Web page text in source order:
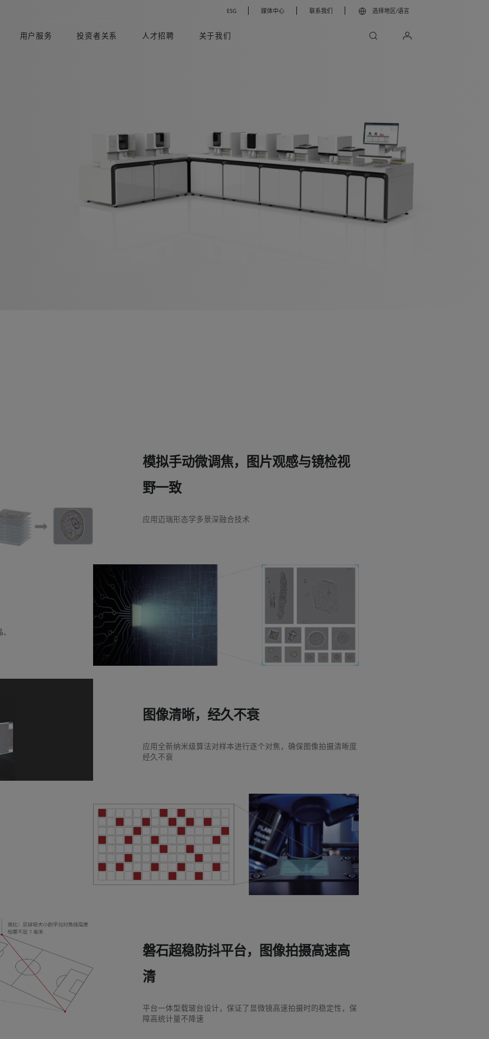
用户服务 投资者关系 人才招聘 关于我们
ESG 媒体中心 联系我们 选择地区/语言
模拟手动微调焦，图片观感与镜检视
野一致
应用迈瑞形态学多景深融合技术
图像清晰，经久不衰
应用全新纳米级算法对样本进行逐个对焦，确保图像拍摄清晰度
经久不衰
磐石超稳防抖平台，图像拍摄高速高
清
平台一体型载玻台设计，保证了显微镜高速拍摄时的稳定性，保
障高统计量不降速